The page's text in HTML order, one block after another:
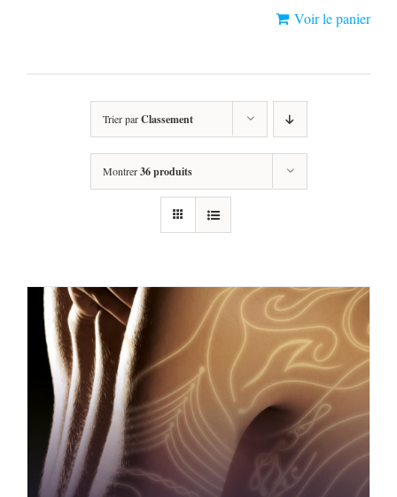
Voir le panier
Trier parClassement
Montrer36 produits